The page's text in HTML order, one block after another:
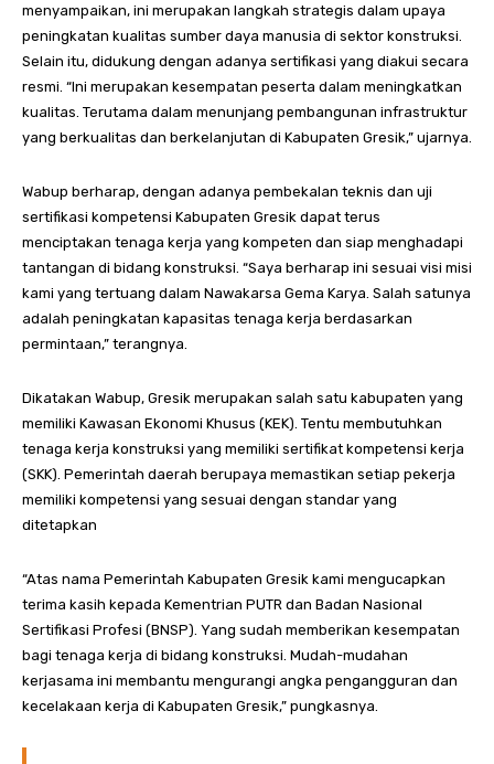
menyampaikan, ini merupakan langkah strategis dalam upaya
peningkatan kualitas sumber daya manusia di sektor konstruksi.
Selain itu, didukung dengan adanya sertifikasi yang diakui secara
resmi. “Ini merupakan kesempatan peserta dalam meningkatkan
kualitas. Terutama dalam menunjang pembangunan infrastruktur
yang berkualitas dan berkelanjutan di Kabupaten Gresik,” ujarnya.
Wabup berharap, dengan adanya pembekalan teknis dan uji
sertifikasi kompetensi Kabupaten Gresik dapat terus
menciptakan tenaga kerja yang kompeten dan siap menghadapi
tantangan di bidang konstruksi. “Saya berharap ini sesuai visi misi
kami yang tertuang dalam Nawakarsa Gema Karya. Salah satunya
adalah peningkatan kapasitas tenaga kerja berdasarkan
permintaan,” terangnya.
Dikatakan Wabup, Gresik merupakan salah satu kabupaten yang
memiliki Kawasan Ekonomi Khusus (KEK). Tentu membutuhkan
tenaga kerja konstruksi yang memiliki sertifikat kompetensi kerja
(SKK). Pemerintah daerah berupaya memastikan setiap pekerja
memiliki kompetensi yang sesuai dengan standar yang
ditetapkan
“Atas nama Pemerintah Kabupaten Gresik kami mengucapkan
terima kasih kepada Kementrian PUTR dan Badan Nasional
Sertifikasi Profesi (BNSP). Yang sudah memberikan kesempatan
bagi tenaga kerja di bidang konstruksi. Mudah-mudahan
kerjasama ini membantu mengurangi angka pengangguran dan
kecelakaan kerja di Kabupaten Gresik,” pungkasnya.